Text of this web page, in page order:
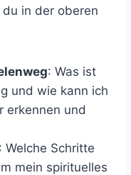
in der oberen
: Was ist
und wie kann ich
erkennen und
: Welche Schritte
mein spirituelles